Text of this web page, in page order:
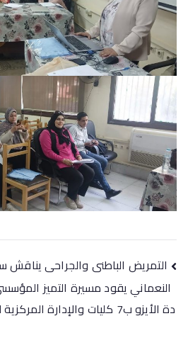
التمريض الباطنى والجراحى يناقش
النعماني يقود مسيرة التميز
دة الأيزو ب7 كليات والإدارة